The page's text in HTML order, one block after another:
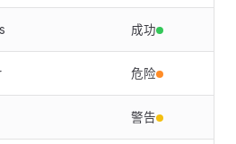
成功
危险
警告